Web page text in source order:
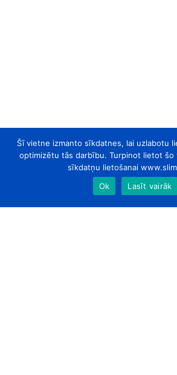
Šī vietne izmanto sīkdatnes, lai uzlabotu
optimizētu tās darbību. Turpinot lietot
sīkdatņu lietošanai
Ok
Lasīt vairāk